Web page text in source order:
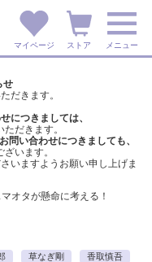
マイページ ストア メニュー
せ
だきます。
につきましては、
ただきます。
お問い合わせにつきましても、
います。
いますようお願い申し上げま
オタが懸命に考える！
草なぎ剛 香取慎吾